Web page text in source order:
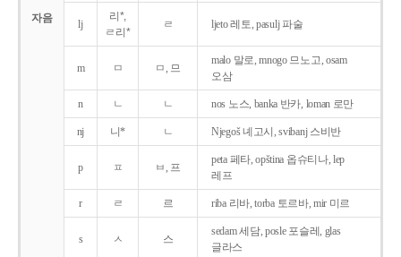
자음 lj
리*,
ㄹ리*
ㄹ ljeto 레토, pasulj 파술
m ㅁ ㅁ, 므
malo 말로, mnogo 므노고, osam
오삼
n ㄴ ㄴ nos 노스, banka 반카, loman 로만
nj 니* ㄴ Njegoš 녜고시, svibanj 스비반
p ㅍ ㅂ, 프
peta 페타, opština 옵슈티나, lep
레프
r ㄹ 르 riba 리바, torba 토르바, mir 미르
s ㅅ 스
sedam 세담, posle 포슬레, glas
글라스